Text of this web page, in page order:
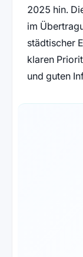
2025 hin.
im
städtischer
klaren
und guten